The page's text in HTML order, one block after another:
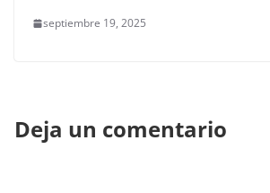
septiembre 19, 2025
Deja un comentario